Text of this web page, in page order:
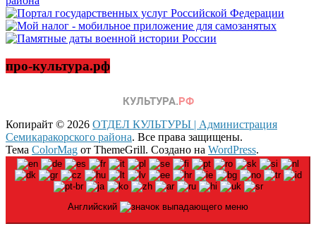
про-культура.рф
Копирайт © 2026 ОТДЕЛ КУЛЬТУРЫ | Администрация
Семикаракорского района. Все права защищены.
Тема ColorMag от ThemeGrill. Создано на WordPress.
Английский